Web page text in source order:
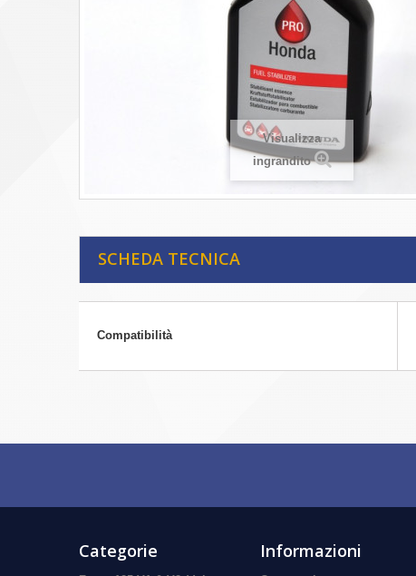
Visualizza
ingrandito
SCHEDA TECNICA
Compatibilità
Categorie Informazioni